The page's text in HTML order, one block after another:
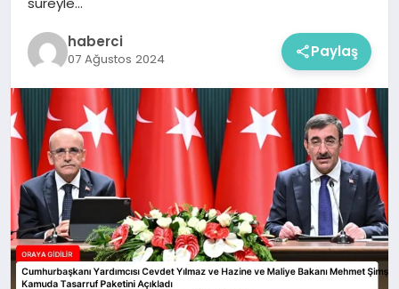
haberci
07 Ağustos 2024 Paylaş